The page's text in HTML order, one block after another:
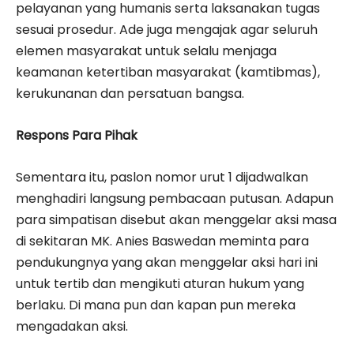
pelayanan yang humanis serta laksanakan tugas
sesuai prosedur. Ade juga mengajak agar seluruh
elemen masyarakat untuk selalu menjaga
keamanan ketertiban masyarakat (kamtibmas),
kerukunanan dan persatuan bangsa.
Respons Para Pihak
Sementara itu, paslon nomor urut 1 dijadwalkan
menghadiri langsung pembacaan putusan. Adapun
para simpatisan disebut akan menggelar aksi masa
di sekitaran MK. Anies Baswedan meminta para
pendukungnya yang akan menggelar aksi hari ini
untuk tertib dan mengikuti aturan hukum yang
berlaku. Di mana pun dan kapan pun mereka
mengadakan aksi.